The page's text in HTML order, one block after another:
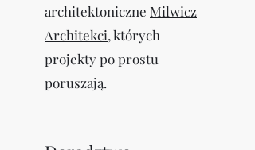
architektoniczne Milwicz
Architekci, których
projekty po prostu
poruszają.